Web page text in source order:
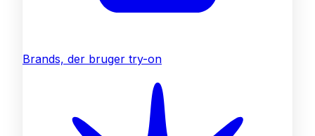
Brands, der bruger try-on